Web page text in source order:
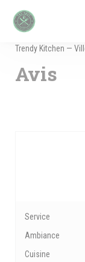
Trendy Kitchen —
Avis
Service
Ambiance
Cuisine